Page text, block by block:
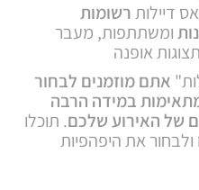
דיילותרשומות
ומשתתפות, מעבר
אופנה
אתם מוזמנים לבחור
במידה הרבה
של האירוע שלכם. תוכלו
ולבחור את היפהפיות